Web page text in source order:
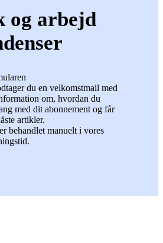
og arbejd
du en velkomstmail med
om, hvordan du
med dit abonnement og får
artikler.
behandlet manuelt i vores